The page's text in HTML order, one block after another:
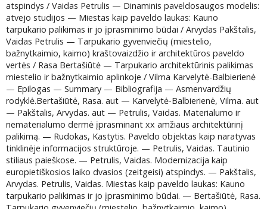
atspindys / Vaidas Petrulis — Dinaminis paveldosaugos modelis:
atvejo studijos — Miestas kaip paveldo laukas: Kauno
tarpukario palikimas ir jo įprasminimo būdai / Arvydas Pakštalis,
Vaidas Petrulis — Tarpukario gyvenviečių (miestelio,
bažnytkaimio, kaimo) kraštovaizdžio ir architektūros paveldo
vertės / Rasa Bertašiūtė — Tarpukario architektūrinis palikimas
miestelio ir bažnytkaimio aplinkoje / Vilma Karvelytė-Balbierienė
— Epilogas — Summary — Bibliografija — Asmenvardžių
rodyklė.Bertašiūtė, Rasa. aut — Karvelytė-Balbierienė, Vilma. aut
— Pakštalis, Arvydas. aut — Petrulis, Vaidas. Materialumo ir
nematerialumo dermė įprasminant xx amžiaus architektūrinį
palikimą. — Rudokas, Kastytis. Paveldo objektas kaip naratyvas
tinklinėje informacijos struktūroje. — Petrulis, Vaidas. Tautinio
stiliaus paieškose. — Petrulis, Vaidas. Modernizacija kaip
europietiškosios laiko dvasios (zeitgeisi) atspindys. — Pakštalis,
Arvydas. Petrulis, Vaidas. Miestas kaip paveldo laukas: Kauno
tarpukario palikimas ir jo įprasminimo būdai. — Bertašiūtė, Rasa.